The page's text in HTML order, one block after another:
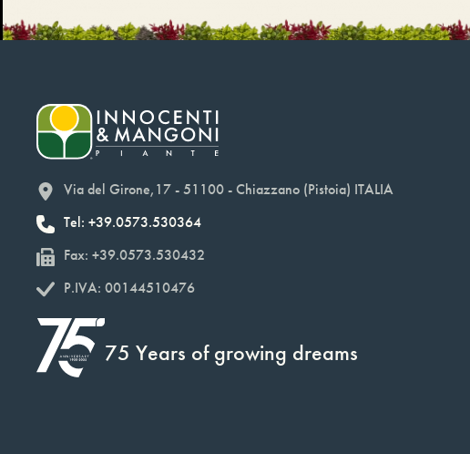
Via del Girone,17 - 51100 - Chiazzano (Pistoia) ITALIA
Tel: +39.0573.530364
Fax: +39.0573.530432
P.IVA: 00144510476
75 Years of growing dreams